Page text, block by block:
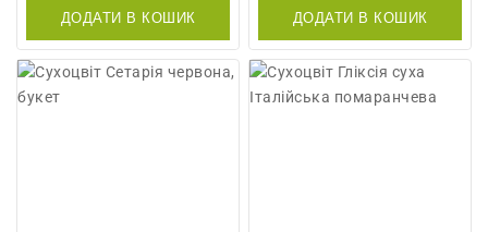
ДОДАТИ В КОШИК ДОДАТИ В КОШИК